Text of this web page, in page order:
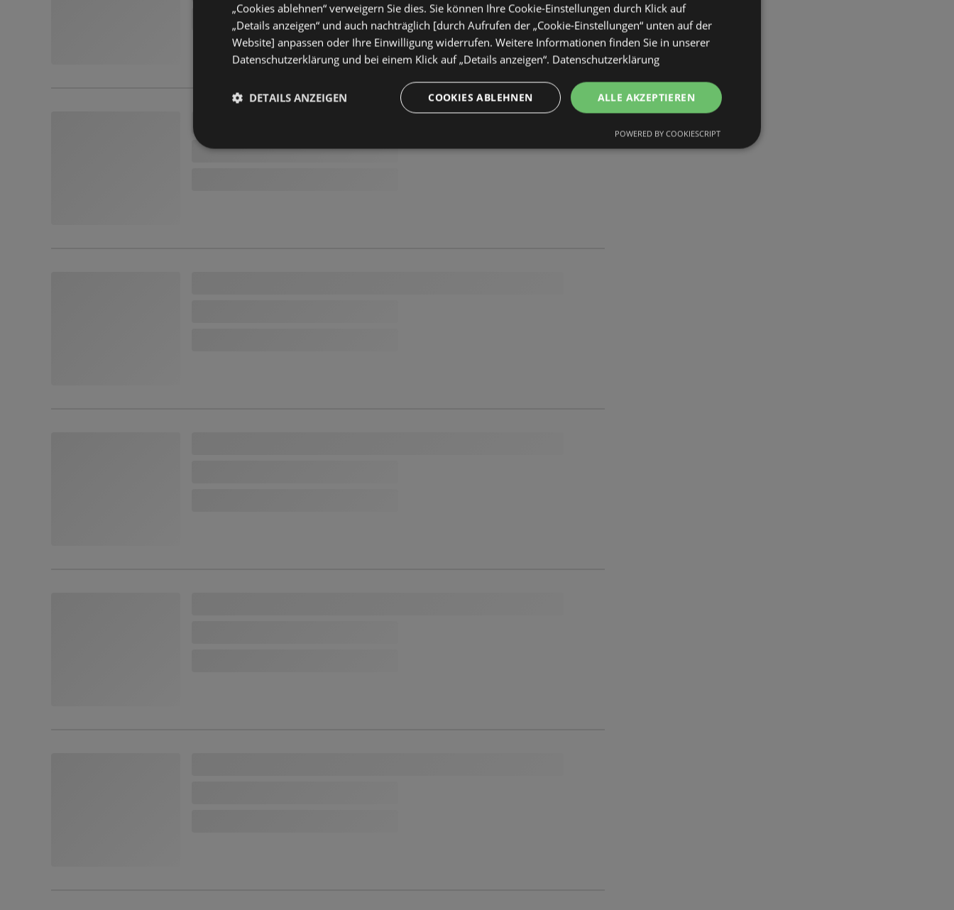
„Cookies ablehnen“ verweigern Sie dies. Sie können Ihre Cookie-Einstellungen durch Klick auf
„Details anzeigen“ und auch nachträglich [durch Aufrufen der „Cookie-Einstellungen“ unten auf der
Website] anpassen oder Ihre Einwilligung widerrufen. Weitere Informationen finden Sie in unserer
Datenschutzerklärung und bei einem Klick auf „Details anzeigen“. Datenschutzerklärung
ALLE AKZEPTIEREN
COOKIES ABLEHNEN
DETAILS ANZEIGEN
POWERED BY COOKIESCRIPT